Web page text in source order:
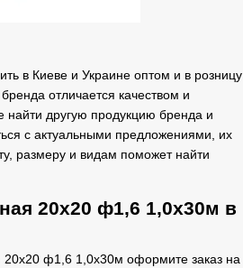
в Киеве и Украине оптом и в розницу
отличается качеством и
найти другую продукцию бренда и
с актуальными предложениями, их
размеру и видам поможет найти
20х20 ф1,6 1,0х30м в
20х20 ф1,6 1,0х30м оформите заказ на